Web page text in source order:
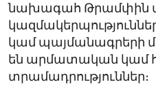
նախագահ Թրամփին
կամ պայմանագրերի
են արմատական կամ
տրամադրություններ։